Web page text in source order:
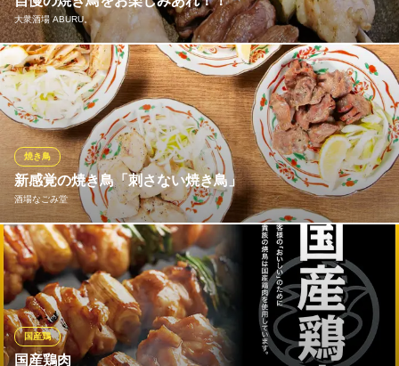
個室居酒屋
ＪＲ神田駅 徒歩1分
東京都千代田区内神田3-22-1 勝川ビル2F
大衆酒場 ABURU。
もも／せせり／ハツ／レバー／なんこつ／皮／砂肝／ねぎま／さ
さみ／ぼんじり等をご用意！！
大衆酒場 ABURU。
炙り料理×串焼き居酒屋
ＪＲ神田駅 徒歩1分
東京都千代田区内神田3-18-8 ナルミビル2F
新感覚の焼き鳥「刺さない焼き鳥」
酒場なごみ堂
焼き鳥
こんがりと焼き上げたジューシーな鶏肉が、まるで炭火の香ばし
さをそのまま閉じ込めたような香りを放つ一品。串を外したこと
で、好きなタレやスパイスをまんべんなく絡められるから、どこ
を食べても最高の一口がお待ちしています。
酒場なごみ堂
国産鶏肉
国産鶏